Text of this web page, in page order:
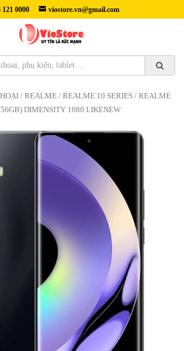
121 0000 viostore.vn@gmail.com
/ REALME / REALME 10 SERIES / REALME
DIMENSITY 1080 LIKENEW